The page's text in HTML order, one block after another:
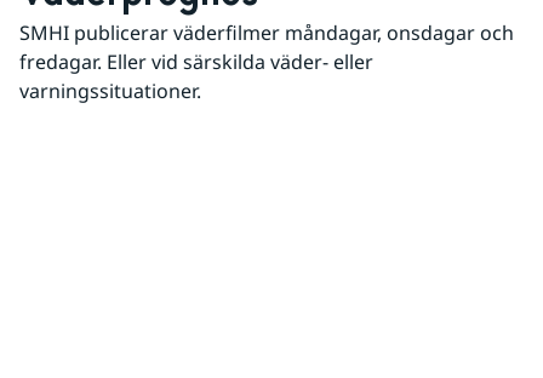
SMHI publicerar väderfilmer måndagar, onsdagar och
fredagar. Eller vid särskilda väder- eller
varningssituationer.